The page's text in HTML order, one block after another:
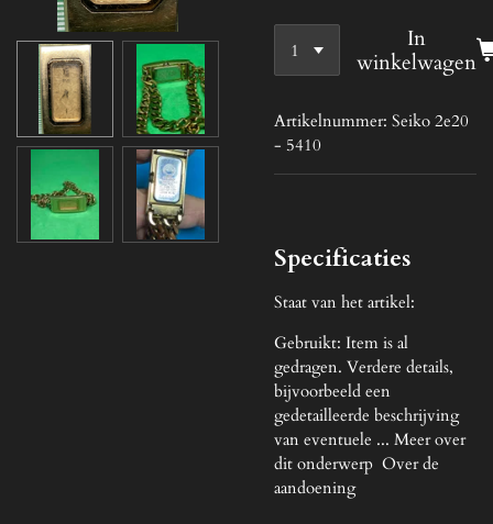
In
winkelwagen
Artikelnummer: Seiko 2e20
- 5410
Specificaties
Staat van het artikel:
Gebruikt: Item is al
gedragen. Verdere details,
bijvoorbeeld een
gedetailleerde beschrijving
van eventuele ... Meer over
dit onderwerp Over de
aandoening